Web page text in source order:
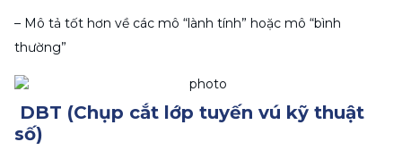
– Mô tả tốt hơn về các mô “lành tính” hoặc mô “bình
thường”
số)